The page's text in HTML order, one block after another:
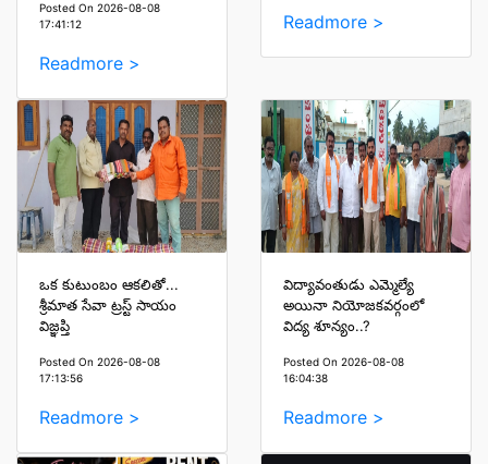
Posted On 2026-08-08
17:41:12
Readmore >
Readmore >
ఒక కుటుంబం ఆకలితో...
శ్రీమాత సేవా ట్రస్ట్ సాయం
విజ్ఞప్తి
Posted On 2026-08-08
17:13:56
Readmore >
విద్యావంతుడు ఎమ్మెల్యే
అయినా నియోజకవర్గంలో
విద్య శూన్యం..?
Posted On 2026-08-08
16:04:38
Readmore >